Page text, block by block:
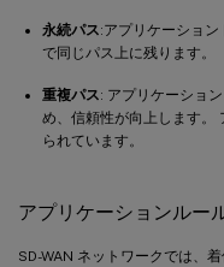
永続パス:アプリケーショ
で同じパス上に残ります。
重複パス: アプリケーショ
め、信頼性が向上します。
られています。
アプリケーションルー
SD-WAN ネットワークでは、